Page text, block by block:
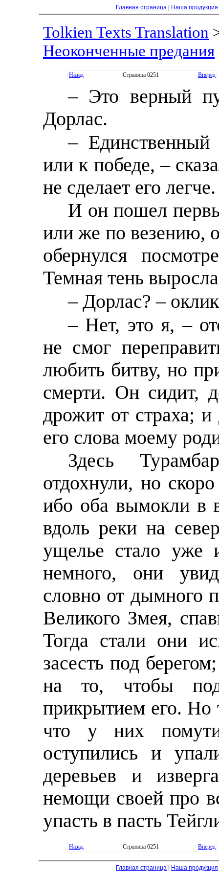
Главная страница Наша продукция
Tolkien Texts Translation
Неоконченные предания
Назад Страница 0251 Вперед
– Это верный
Дорлас.
–
или к победе, –
не сделает его
И он пошел
или же по везению,
обернулся
Темная тень
– Дорлас? –
– Нет, это я, –
не смог
любить битву, но
смерти. Он сидит,
дрожит от страха; и
его слова моему
Здесь
отдохнули, но
ибо оба вымокли в
вдоль реки на
ущелье стало уже
немного, они
словно от дымного
Великого Змея,
Тогда стали они
засесть под
на то, чтобы
прикрытием его. Но
что у них
оступились и
деревьев и
немощи своей про
упасть в пасть
Назад Страница 0251 Вперед
Главная страница Наша продукция